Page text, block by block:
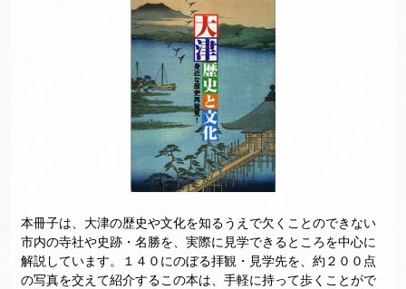
本冊子は、大津の歴史や文化を知るうえで欠くことのできない
市内の寺社や史跡・名勝を、実際に見学できるところを中心に
解説しています。１４０にのぼる拝観・見学先を、約２００点
の写真を交えて紹介するこの本は、手軽に持って歩くことがで